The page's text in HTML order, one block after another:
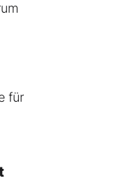
für